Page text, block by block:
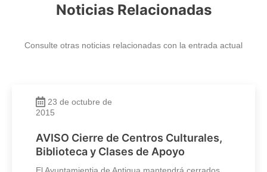
Noticias Relacionadas
Consulte otras noticias relacionadas con la entrada actual
23 de octubre de
2015
AVISO Cierre de Centros Culturales,
Biblioteca y Clases de Apoyo